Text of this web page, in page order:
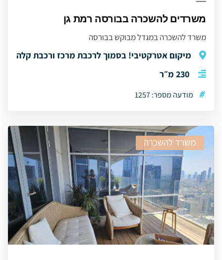
משרדים להשכרה בבורסה רמת גן
משרד להשכרה במגדל מבוקש בבורסה
מיקום אטרקטיבי! בסמוך לרכבת מרכז ורכבת קלה
# מודעה מספר: 1257
משרד להשכרה